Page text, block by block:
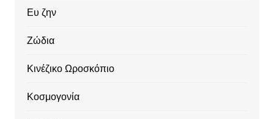
Ευ ζην
Ζώδια
Κινέζικο Ωροσκόπιο
Κοσμογονία